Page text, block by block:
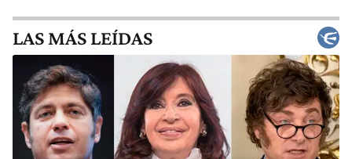
LAS MÁS LEÍDAS